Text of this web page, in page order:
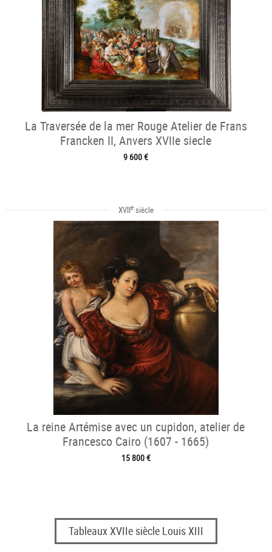
La Traversée de la mer Rouge Atelier de Frans
Francken II, Anvers XVIIe siecle
9 600 €
XVIIesiècle
La reine Artémise avec un cupidon, atelier de
Francesco Cairo (1607 - 1665)
15 800 €
Tableaux XVIIe siècle Louis XIII